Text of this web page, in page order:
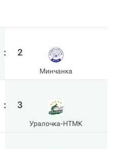
: 2
Минчанка
: 3
Уралочка-НТМК